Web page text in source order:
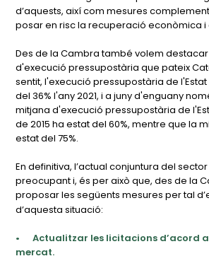
d’aquests, així com mesures
posar en risc la recuperació econòmica i
Des de la Cambra també volem
d'execució pressupostària que pateix
sentit, l'execució pressupostària de
del 36% l'any 2021, i a juny d'enguany
mitjana d'execució pressupostària de
de 2015 ha estat del 60%, mentre que la
estat del 75%.
En definitiva, l’actual conjuntura del
preocupant i, és per això que, des de la
proposar les següents mesures per tal
d’aquesta situació:
•
Actualitzar les licitacions d’acord
mercat.